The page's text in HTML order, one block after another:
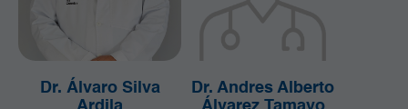
Dr. Álvaro Silva
Dr. Andres Alberto